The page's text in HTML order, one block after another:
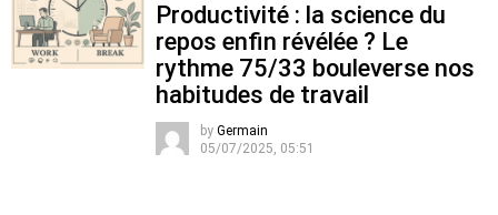
Productivité : la science du
repos enfin révélée ? Le
rythme 75/33 bouleverse nos
habitudes de travail
by Germain
05/07/2025, 05:51